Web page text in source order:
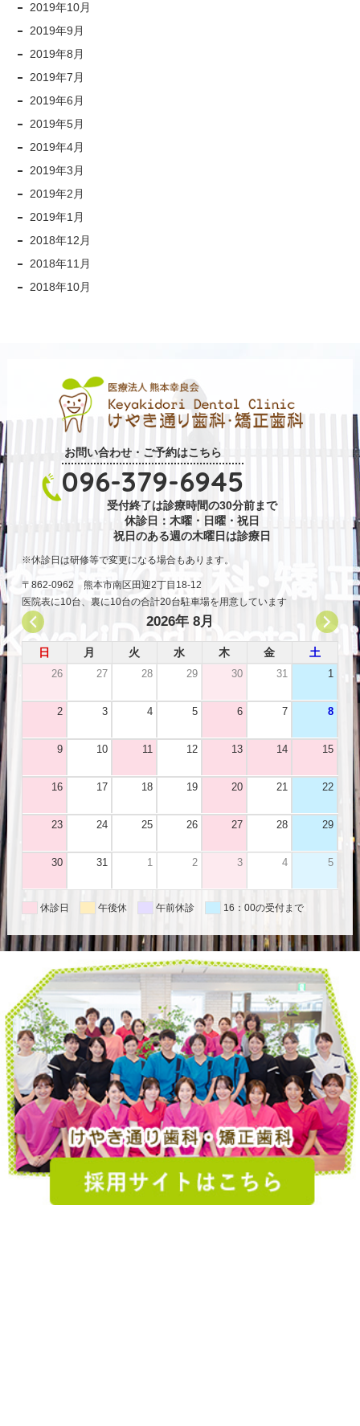
2019年10月
2019年9月
2019年8月
2019年7月
2019年6月
2019年5月
2019年4月
2019年3月
2019年2月
2019年1月
2018年12月
2018年11月
2018年10月
お問い合わせ・ご予約はこちら
096-379-6945
受付終了は診療時間の30分前まで
休診日：木曜・日曜・祝日
祝日のある週の木曜日は診療日
休診日は研修等で変更になる場合もあります。
〒862-0962 熊本市南区田迎2丁目18-12
医院表に10台、裏に10台の合計20台駐車場を用意しています
2026年 8月
日 月 火 水 木 金 土
26 27 28 29 30 31 1
2 3 4 5 6 7 8
9 10 11 12 13 14 15
16 17 18 19 20 21 22
23 24 25 26 27 28 29
30 31 1 2 3 4 5
休診日 午後休 午前休診 16：00の受付まで